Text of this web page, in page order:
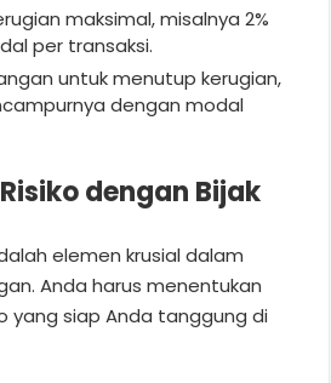
maksimal, misalnya 2%
per transaksi.
untuk menutup kerugian,
dengan modal
dengan Bijak
elemen krusial dalam
Anda harus menentukan
yang siap Anda tanggung di